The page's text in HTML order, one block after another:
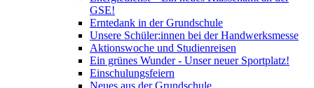
GSE!
Erntedank in der Grundschule
Unsere Schüler:innen bei der Handwerksmesse
Aktionswoche und Studienreisen
Ein grünes Wunder - Unser neuer Sportplatz!
Einschulungsfeiern
Neues aus der Grundschule